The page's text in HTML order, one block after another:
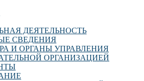
ДЕЯТЕЛЬНОСТЬ
СВЕДЕНИЯ
И ОРГАНЫ УПРАВЛЕНИЯ
ОРГАНИЗАЦИЕЙ